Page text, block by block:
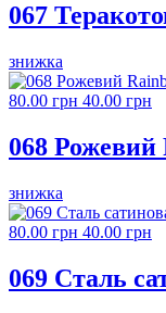
067
знижка
80.00 грн 40.00 грн
068 Рожевий
знижка
80.00 грн 40.00 грн
069 Сталь